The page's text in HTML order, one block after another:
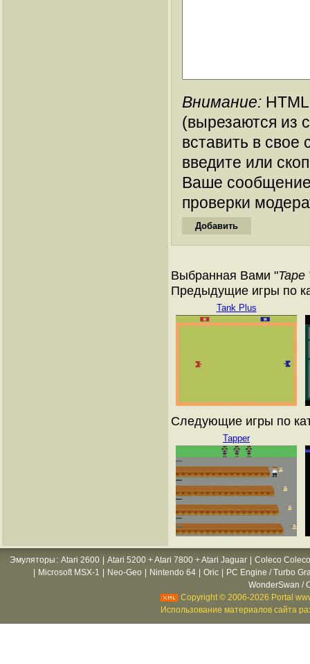
Внимание:
(вырезаются из
вставить в
введите или
Ваше
проверки
Выбранная Вами "Tape
Предыдущие игры по
Tank Plus
Следующие игры по
Tapper
Эмуляторы : Atari 2600 Atari 5200 + Atari 7800 + Atari Jaguar
Coleco
Microsoft MSX-1 Neo-Geo Nintendo 64 Oric
PC Engine / Turbo
WonderSwan /
Copyright © 2006-2026 Portal
Использование материалов сайта